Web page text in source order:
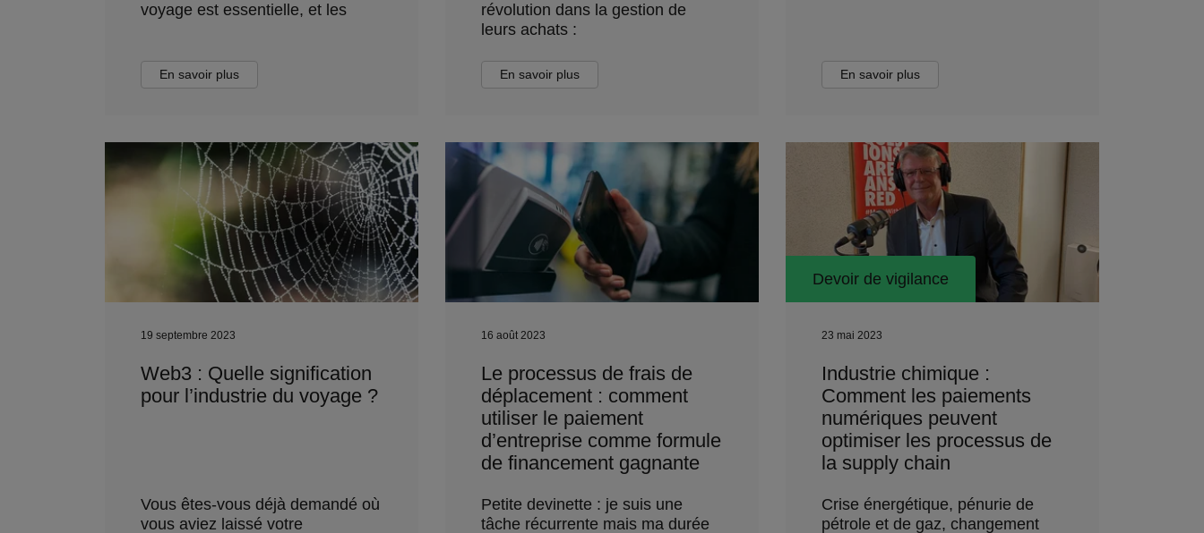
voyage est essentielle, et les
En savoir plus
révolution dans la gestion de
leurs achats :
En savoir plus En savoir plus
19 septembre 2023
Web3 : Quelle signification
pour l’industrie du voyage ?
Vous êtes-vous déjà demandé où
vous aviez laissé votre
16 août 2023
Le processus de frais de
déplacement : comment
utiliser le paiement
d’entreprise comme formule
de financement gagnante
Petite devinette : je suis une
tâche récurrente mais ma durée
Devoir de vigilance
23 mai 2023
Industrie chimique :
Comment les paiements
numériques peuvent
optimiser les processus de
la supply chain
Crise énergétique, pénurie de
pétrole et de gaz, changement